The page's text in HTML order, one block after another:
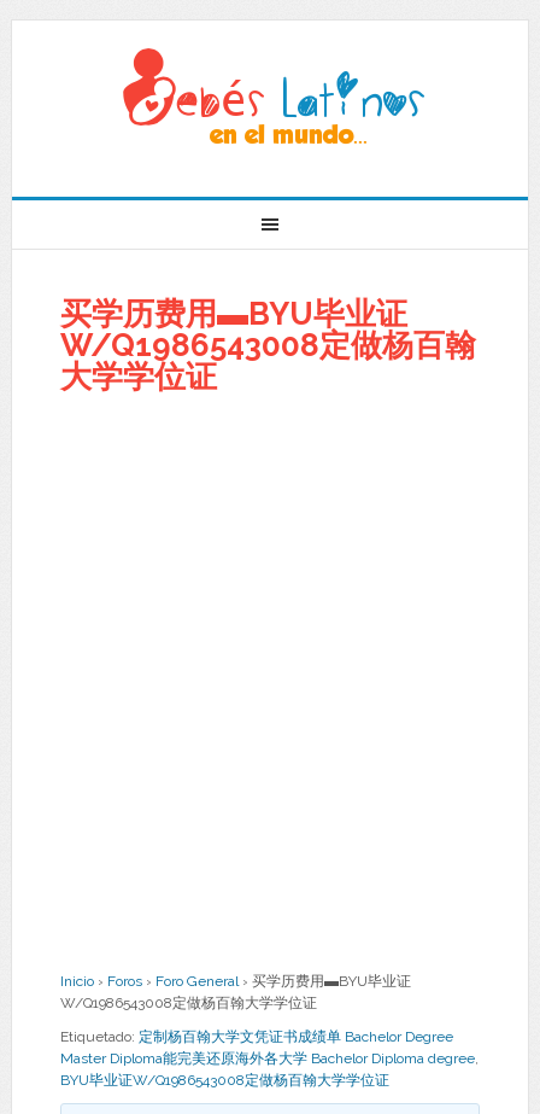
买学历费用▬BYU毕业证
W/Q1986543008定做杨百翰
大学学位证
Inicio › Foros › Foro General › 买学历费用▬BYU毕业证
W/Q1986543008定做杨百翰大学学位证
Etiquetado: 定制杨百翰大学文凭证书成绩单 Bachelor Degree
Master Diploma能完美还原海外各大学 Bachelor Diploma degree,
BYU毕业证W/Q1986543008定做杨百翰大学学位证